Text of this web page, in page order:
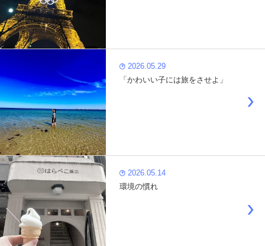
2026.05.29
「かわいい子には旅をさせよ」
2026.05.14
環境の慣れ